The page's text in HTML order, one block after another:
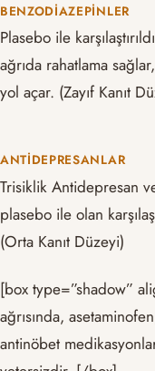
BENZODIAZEPINLER
Plasebo ile
ağrıda rahatlama
yol açar. (Zayıf Kanıt
ANTIDEPRESANLAR
Trisiklik Antidepresan
plasebo ile olan
(Orta Kanıt Düzeyi)
[box type=”shadow”
ağrısında,
antinöbet